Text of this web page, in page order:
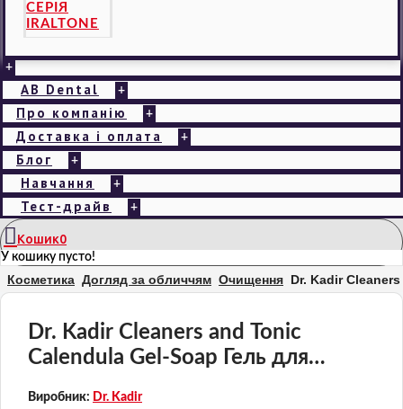
СЕРІЯ
IRALTONE
+
AB Dental +
Про компанію +
Доставка і оплата +
Блог +
Навчання +
Тест-драйв +
Кошик0
У кошику пусто!
Косметика Догляд за обличчям Очищення Dr. Kadir
Dr. Kadir Cleaners and Tonic
Calendula Gel-Soap Гель для
Виробник: Dr. Kadir